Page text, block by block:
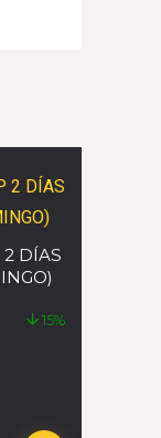
2 DÍAS
15%